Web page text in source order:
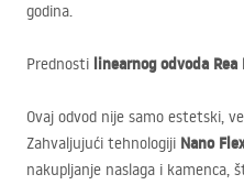
godina.
Prednosti linearnog odvoda Rea
Ovaj odvod nije samo estetski,
Zahvaljujući tehnologiji Nano Flex
nakupljanje naslaga i kamenca,